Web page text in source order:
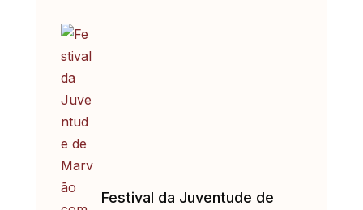
Festival da Juventude de